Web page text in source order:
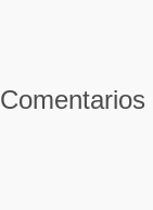
Comentarios